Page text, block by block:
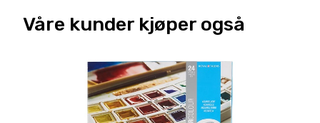
Våre kunder kjøper også